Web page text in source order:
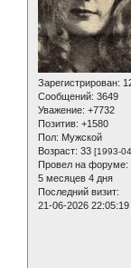
Зарегистрирован:
Сообщений: 3649
Уважение: +7732
Позитив: +1580
Пол: Мужской
Возраст: 33 [1993-
Провел на форуме:
5 месяцев 4 дня
Последний визит:
21-06-2026 22:05:19